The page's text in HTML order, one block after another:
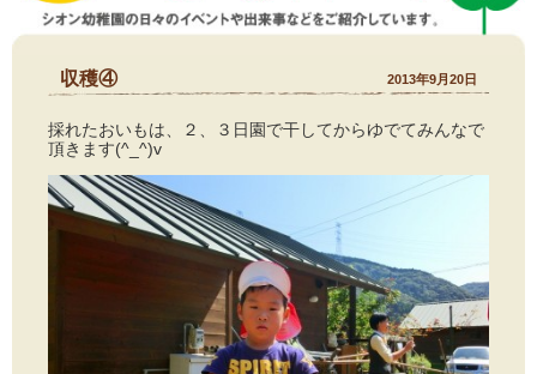
収穫④ 2013年9月20日
採れたおいもは、２、３日園で干してからゆでてみんなで
頂きます(^_^)v